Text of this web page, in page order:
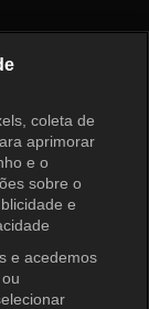
coleta de
aprimorar
e o
sobre o
e
e acedemos